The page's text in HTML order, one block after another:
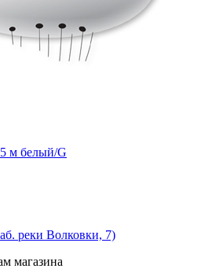
м белый/G
реки Волковки, 7)
магазина